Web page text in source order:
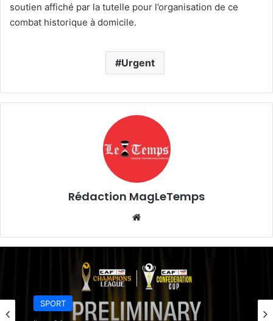
soutien affiché par la tutelle pour l’organisation de ce
combat historique à domicile.
Urgent
Rédaction MagLeTemps
SPORT
SPORT